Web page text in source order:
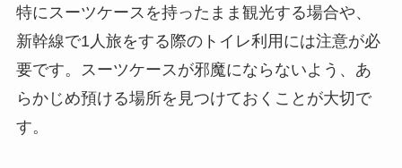
特にスーツケースを持ったまま観光する場合や、
新幹線で1人旅をする際のトイレ利用には注意が必
要です。スーツケースが邪魔にならないよう、あ
らかじめ預ける場所を見つけておくことが大切で
す。